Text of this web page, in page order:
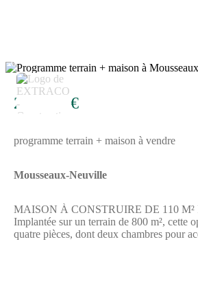
Mousseaux-Neuville, petite localité,
L'accès aux principales routes
également présents autour de la
6
281 356 €
programme terrain + maison à vendre
Mousseaux-Neuville
MAISON À CONSTRUIRE DE 110 M²
Implantée sur un terrain de 800 m², cette
quatre pièces, dont deux chambres pour
extérieur.ENVIRONNEMENTSituée à
autoroutiers, notamment l'A13, la N13,
commerces entourent également ce